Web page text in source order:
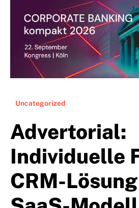
Uncategorized
Advertorial:
Individuelle
CRM-